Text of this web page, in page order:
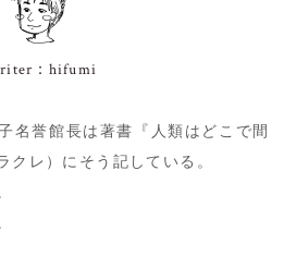
：hifumi
名誉館長は著書『人類はどこで間
クレ）にそう記している。